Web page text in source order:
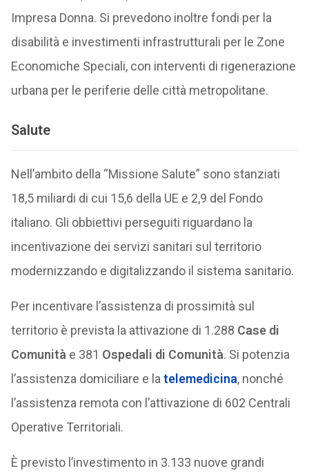
Impresa Donna. Si prevedono inoltre fondi per la
disabilità e investimenti infrastrutturali per le Zone
Economiche Speciali, con interventi di rigenerazione
urbana per le periferie delle città metropolitane.
Salute
Nell’ambito della “Missione Salute” sono stanziati
18,5 miliardi di cui 15,6 della UE e 2,9 del Fondo
italiano. Gli obbiettivi perseguiti riguardano la
incentivazione dei servizi sanitari sul territorio
modernizzando e digitalizzando il sistema sanitario.
Per incentivare l’assistenza di prossimità sul
territorio è prevista la attivazione di 1.288 Case di
Comunitàe 381 Ospedali di Comunità. Si potenzia
l’assistenza domiciliare e latelemedicina, nonché
l’assistenza remota con l’attivazione di 602 Centrali
Operative Territoriali.
È previsto l’investimento in 3.133 nuove grandi